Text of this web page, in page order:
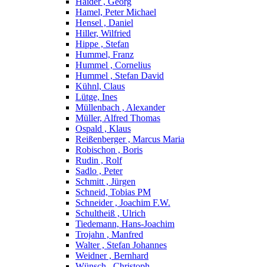
Hamel, Peter Michael
Hensel , Daniel
Hiller, Wilfried
Hippe , Stefan
Hummel, Franz
Hummel , Cornelius
Hummel , Stefan David
Kühnl, Claus
Lütge, Ines
Müllenbach , Alexander
Müller, Alfred Thomas
Ospald , Klaus
Reißenberger , Marcus Maria
Robischon , Boris
Rudin , Rolf
Sadlo , Peter
Schmitt , Jürgen
Schneid, Tobias PM
Schneider , Joachim F.W.
Schultheiß , Ulrich
Tiedemann, Hans-Joachim
Trojahn , Manfred
Walter , Stefan Johannes
Weidner , Bernhard